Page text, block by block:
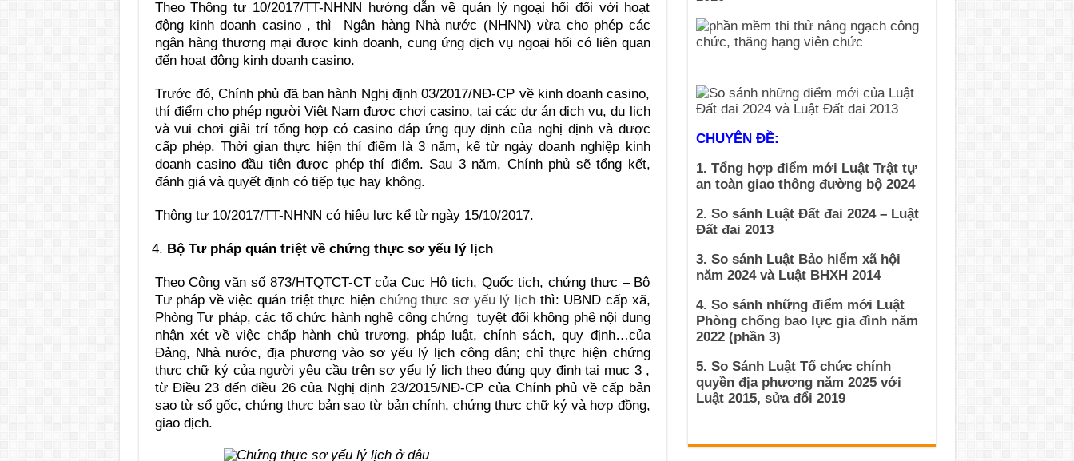
Theo Thông tư 10/2017/TT-NHNN hướng dẫn về quản lý ngoại hối đối với hoạt
động kinh doanh casino , thì Ngân hàng Nhà nước (NHNN) vừa cho phép các
ngân hàng thương mại được kinh doanh, cung ứng dịch vụ ngoại hối có liên quan
đến hoạt động kinh doanh casino.
Trước đó, Chính phủ đã ban hành Nghị định 03/2017/NĐ-CP về kinh doanh casino,
thí điểm cho phép người Việt Nam được chơi casino, tại các dự án dịch vụ, du lịch
và vui chơi giải trí tổng hợp có casino đáp ứng quy định của nghị định và được
cấp phép. Thời gian thực hiện thí điểm là 3 năm, kể từ ngày doanh nghiệp kinh
doanh casino đầu tiên được phép thí điểm. Sau 3 năm, Chính phủ sẽ tổng kết,
đánh giá và quyết định có tiếp tục hay không.
Thông tư 10/2017/TT-NHNN có hiệu lực kể từ ngày 15/10/2017.
Bộ Tư pháp quán triệt về chứng thực sơ yếu lý lịch
Theo Công văn số 873/HTQTCT-CT của Cục Hộ tịch, Quốc tịch, chứng thực – Bộ
Tư pháp về việc quán triệt thực hiện chứng thực sơ yếu lý lịchthì: UBND cấp xã,
Phòng Tư pháp, các tổ chức hành nghề công chứng tuyệt đối không phê nội dung
nhận xét về việc chấp hành chủ trương, pháp luật, chính sách, quy định…của
Đảng, Nhà nước, địa phương vào sơ yếu lý lịch công dân; chỉ thực hiện chứng
thực chữ ký của người yêu cầu trên sơ yếu lý lịch theo đúng quy định tại mục 3 ,
từ Điều 23 đến điều 26 của Nghị định 23/2015/NĐ-CP của Chính phủ về cấp bản
sao từ sổ gốc, chứng thực bản sao từ bản chính, chứng thực chữ ký và hợp đồng,
giao dịch.
CHUYÊN ĐỀ:
1. Tổng hợp điểm mới Luật Trật tự
an toàn giao thông đường bộ 2024
2. So sánh Luật Đất đai 2024 – Luật
Đất đai 2013
3. So sánh Luật Bảo hiểm xã hội
năm 2024 và Luật BHXH 2014
4. So sánh những điểm mới Luật
Phòng chống bao lực gia đình năm
2022 (phần 3)
5. So Sánh Luật Tổ chức chính
quyền địa phương năm 2025 với
Luật 2015, sửa đổi 2019